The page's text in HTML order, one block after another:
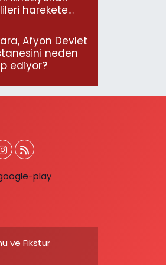
harekete
Afyon Devlet
neden
ediyor?
ve Fikstür